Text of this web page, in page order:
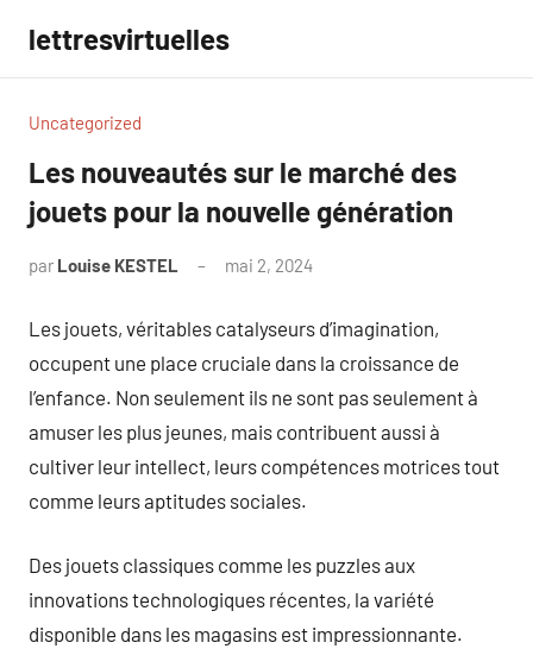
contenu
lettresvirtuelles
Uncategorized
Les nouveautés sur le marché des
jouets pour la nouvelle génération
par Louise KESTEL mai 2, 2024
Les jouets, véritables catalyseurs d’imagination,
occupent une place cruciale dans la croissance de
l’enfance. Non seulement ils ne sont pas seulement à
amuser les plus jeunes, mais contribuent aussi à
cultiver leur intellect, leurs compétences motrices tout
comme leurs aptitudes sociales.
Des jouets classiques comme les puzzles aux
innovations technologiques récentes, la variété
disponible dans les magasins est impressionnante.